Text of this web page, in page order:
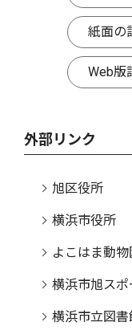
紙面の
Web版
外部リンク
旭区役所
横浜市役所
よこはま動
横浜市旭ス
横浜市立図書